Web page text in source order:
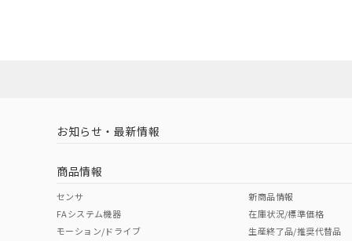
l: 55mm以上、φd: 170mm以上、D: 55mm以上、m:
検出領域
中国 RoHS 注意事項・凡例
中国 RoHS表
Pb Hg Cr(VI)
（イギリス
（ノルウェー
お知らせ・最新情報
商品情報
センサ
FAシステム機器
モーション/ドライブ
新商品情報
在庫状況/標準価格
生産終了品/推奨代替品